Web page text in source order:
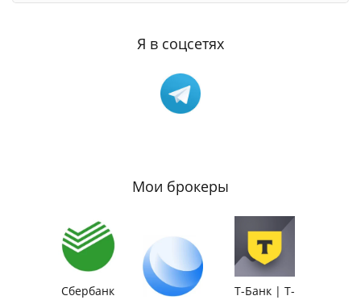
Я в соцсетях
Мои брокеры
Сбербанк
Т-Банк | Т-